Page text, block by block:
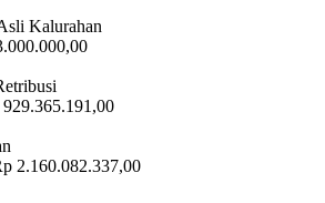
2024
Antusias Mengikuti Kegiatan Posyandu
2024
Tunai Dana Desa (BLT DD) Bulan
Rapat Kerja Penyusunan Standar
Kalurahan
2.160.082.337,00